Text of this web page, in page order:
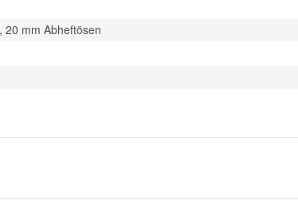
20 mm Abheftösen